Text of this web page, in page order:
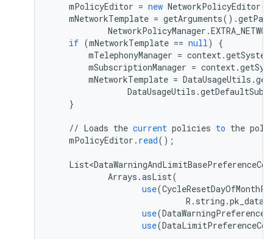
mPolicyEditor = new NetworkPolicyEditor(
mNetworkTemplate = getArguments().
NetworkPolicyManager .
if (mNetworkTemplate == null)
{
mTelephonyManager = context.
mSubscriptionManager = context.
mNetworkTemplate = DataUsageUtils .
DataUsageUtils .
}
// Loads the current policies to the
mPolicyEditor . read();
Arrays .asList(
use(
R . string .
use(
use(